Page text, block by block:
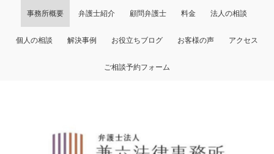
事務所概要 弁護士紹介 顧問弁護士 料金 法人の相談
個人の相談 解決事例 お役立ちブログ お客様の声 アクセス
ご相談予約フォーム